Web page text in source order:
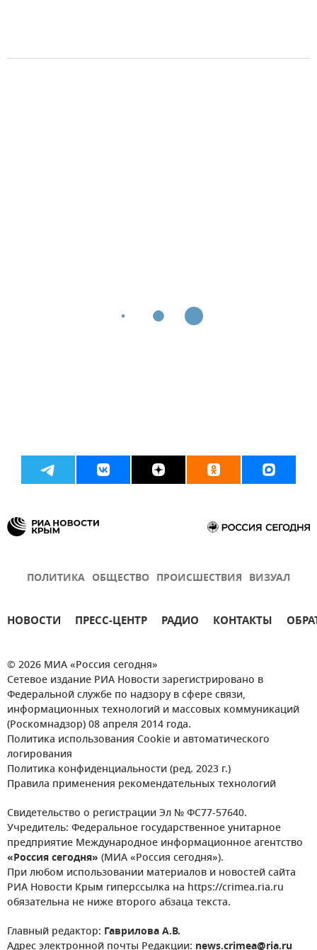
ПОЛИТИКА ОБЩЕСТВО ПРОИСШЕСТВИЯ ВИЗУАЛ
НОВОСТИ ПРЕСС-ЦЕНТР РАДИО КОНТАКТЫ
© 2026 МИА «Россия сегодня»
Сетевое издание РИА Новости зарегистрировано в
Федеральной службе по надзору в сфере связи,
информационных технологий и массовых коммуникаций
(Роскомнадзор) 08 апреля 2014 года.
Политика использования Cookie и автоматического
логирования
Политика конфиденциальности (ред. 2023 г.)
Правила применения рекомендательных технологий
Свидетельство о регистрации Эл № ФС77-57640.
Учредитель: Федеральное государственное унитарное
предприятие Международное информационное агентство
«Россия сегодня» (МИА «Россия сегодня»).
При любом использовании материалов и новостей сайта
РИА Новости Крым гиперссылка на https://crimea.ria.ru
обязательна не ниже второго абзаца текста.
Главный редактор: Гаврилова А.В.